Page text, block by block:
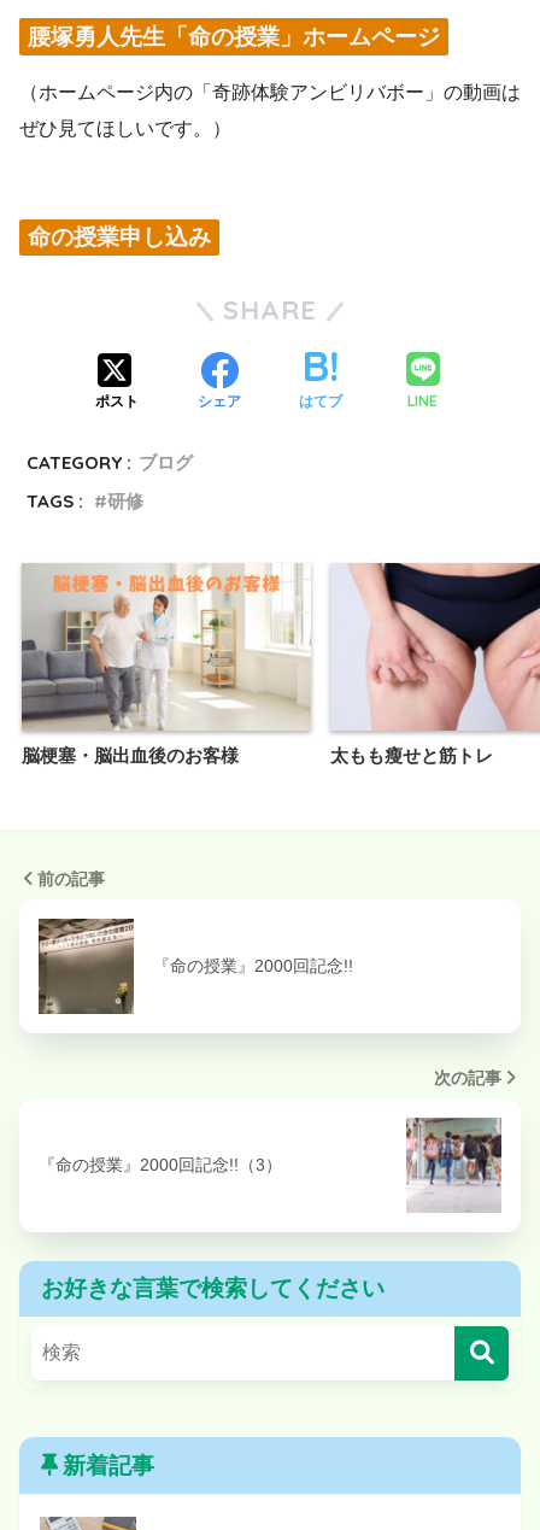
腰塚勇人先生「命の授業」ホームページ
（ホームページ内の「奇跡体験アンビリバボー」の動画は
ぜひ見てほしいです。）
命の授業申し込み
SHARE
ポスト シェア はてブ LINE
CATEGORY : ブログ
TAGS :
研修
脳梗塞・脳出血後のお客様 太もも瘦せと筋トレ
前の記事
『命の授業』2000回記念!!
次の記事
『命の授業』2000回記念!!（3）
お好きな言葉で検索してください
新着記事